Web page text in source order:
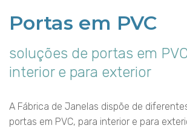
Portas em PVC
soluções de portas em
interior e para exterior
A Fábrica de Janelas dispõe de
portas em PVC, para interior e para